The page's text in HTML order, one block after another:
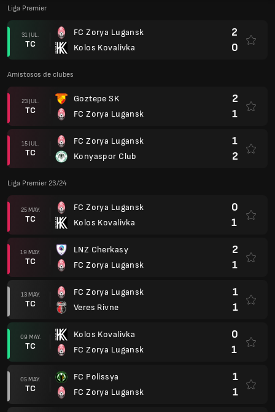
Liga Premier
31 JUL.
TC
FC Zorya Lugansk
Kolos Kovalivka
2
0
Amistosos de clubes
23 JUL.
TC
Goztepe SK
FC Zorya Lugansk
2
1
15 JUL.
TC
FC Zorya Lugansk
Konyaspor Club
1
2
Liga Premier 23/24
25 MAY.
TC
FC Zorya Lugansk
Kolos Kovalivka
0
1
19 MAY.
TC
LNZ Cherkasy
FC Zorya Lugansk
2
1
13 MAY.
TC
FC Zorya Lugansk
Veres Rivne
1
1
09 MAY.
TC
Kolos Kovalivka
FC Zorya Lugansk
0
1
05 MAY.
TC
FC Polissya
FC Zorya Lugansk
1
1